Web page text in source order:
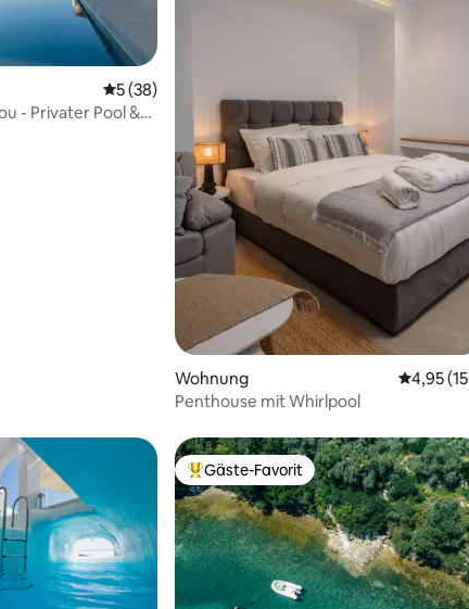
von 5, 48 Bewertungen
Durchschnittliche Bewertung: 5 von 5, 38
5 (38)
- Privater Pool &
Wohnung
4,95
Penthouse mit Whirlpool
Beliebter Gäste-Favorit.
Gäste-Favorit